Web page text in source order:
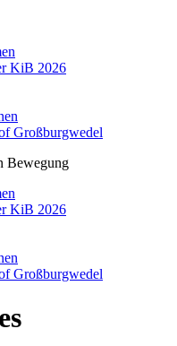
KiB 2026
Großburgwedel
KiB 2026
Großburgwedel